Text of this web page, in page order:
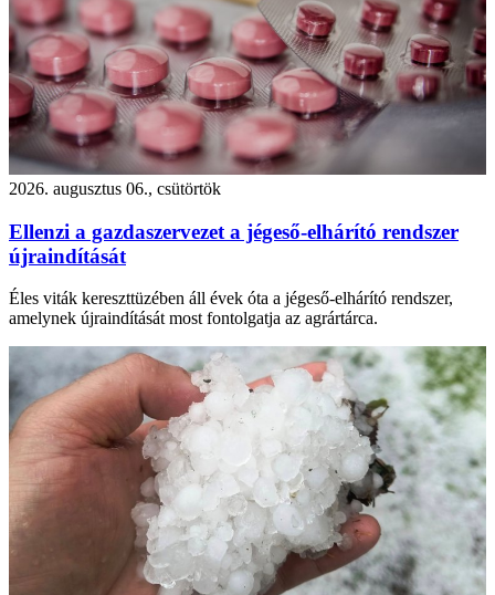
2026. augusztus 06., csütörtök
Ellenzi a gazdaszervezet a jégeső-elhárító rendszer
újraindítását
Éles viták kereszttüzében áll évek óta a jégeső-elhárító rendszer,
amelynek újraindítását most fontolgatja az agrártárca.